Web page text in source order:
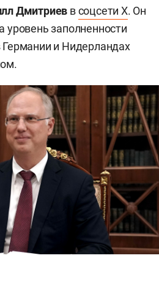
Дмитриев всоцсети X. Он
уровень заполненности
и Нидерландах